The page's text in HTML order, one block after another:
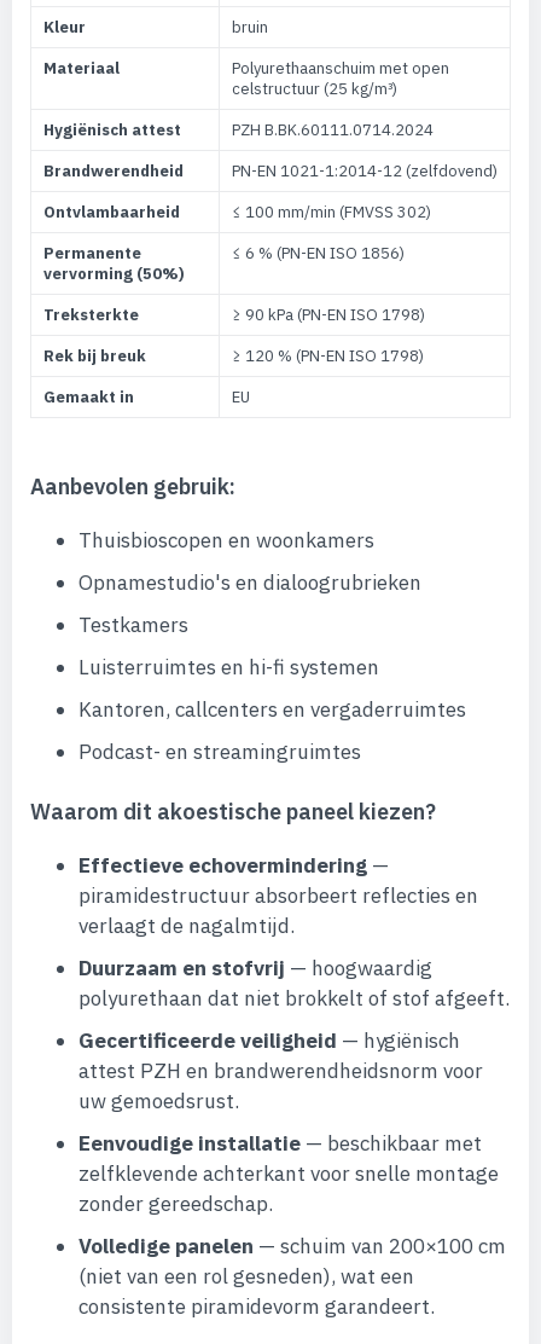
Kleur
bruin
Materiaal
Polyurethaanschuim met open
celstructuur (25 kg/m³)
Hygiënisch attest
PZH B.BK.60111.0714.2024
Brandwerendheid
PN-EN 1021-1:2014-12 (zelfdovend)
Ontvlambaarheid
≤ 100 mm/min (FMVSS 302)
Permanente
vervorming (50%)
≤ 6 % (PN-EN ISO 1856)
Treksterkte
≥ 90 kPa (PN-EN ISO 1798)
Rek bij breuk
≥ 120 % (PN-EN ISO 1798)
Gemaakt in
EU
Aanbevolen gebruik:
Thuisbioscopen en woonkamers
Opnamestudio's en dialoogrubrieken
Testkamers
Luisterruimtes en hi-fi systemen
Kantoren, callcenters en vergaderruimtes
Podcast- en streamingruimtes
Waarom dit akoestische paneel kiezen?
Effectieve echovermindering —
piramidestructuur absorbeert reflecties en
verlaagt de nagalmtijd.
Duurzaam en stofvrij — hoogwaardig
polyurethaan dat niet brokkelt of stof afgeeft.
Gecertificeerde veiligheid — hygiënisch
attest PZH en brandwerendheidsnorm voor
uw gemoedsrust.
Eenvoudige installatie — beschikbaar met
zelfklevende achterkant voor snelle montage
zonder gereedschap.
Volledige panelen — schuim van 200×100 cm
(niet van een rol gesneden), wat een
consistente piramidevorm garandeert.